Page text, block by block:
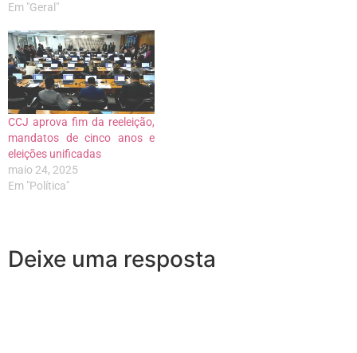
Em "Geral"
CCJ aprova fim da reeleição,
mandatos de cinco anos e
eleições unificadas
maio 24, 2025
Em "Política"
Deixe uma resposta